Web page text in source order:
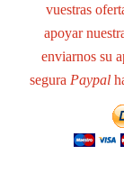
vuestras
apoyar
enviarnos su
segura Paypal